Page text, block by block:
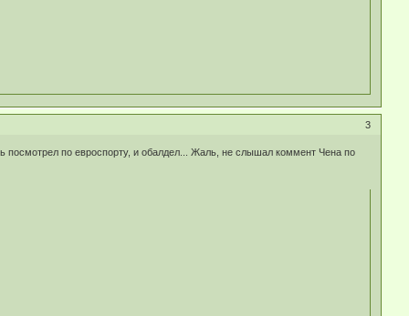
3
посмотрел по евроспорту, и обалдел... Жаль, не слышал коммент Чена по